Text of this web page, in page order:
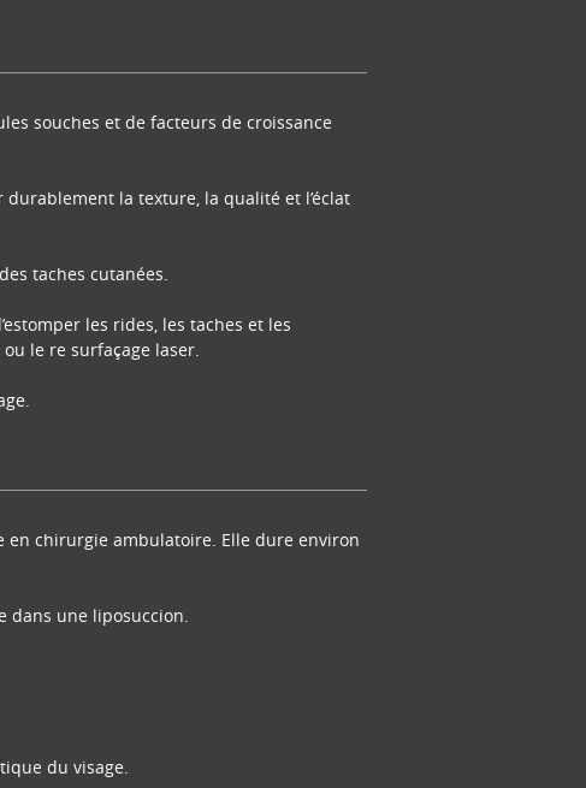
souches et de facteurs de croissance
la texture, la qualité et l’éclat
taches cutanées.
les rides, les taches et les
le re surfaçage laser.
en chirurgie ambulatoire. Elle dure environ
dans une liposuccion.
du visage.